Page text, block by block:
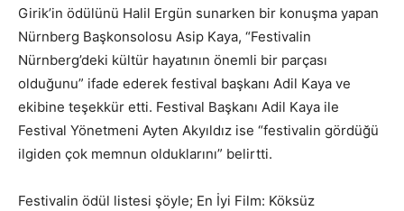
Girik’in ödülünü Halil Ergün sunarken bir konuşma yapan
Nürnberg Başkonsolosu Asip Kaya, “Festivalin
Nürnberg’deki kültür hayatının önemli bir parçası
olduğunu” ifade ederek festival başkanı Adil Kaya ve
ekibine teşekkür etti. Festival Başkanı Adil Kaya ile
Festival Yönetmeni Ayten Akyıldız ise “festivalin gördüğü
ilgiden çok memnun olduklarını” belirtti.
Festivalin ödül listesi şöyle; En İyi Film: Köksüz